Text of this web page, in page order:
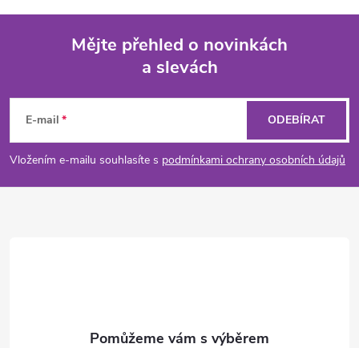
p
Mějte přehled o novinkách
a slevách
E-mail
Vložením e-mailu souhlasíte s podmínkami ochrany osobních údajů
ODEBÍRAT